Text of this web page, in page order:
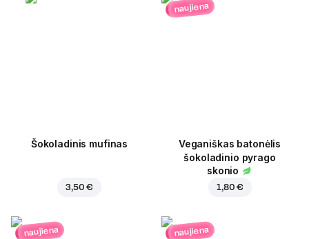
Šokoladinis mufinas
3,50 €
naujiena
Veganiškas batonėlis
šokoladinio pyrago
skonio
1,80 €
naujiena naujiena